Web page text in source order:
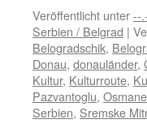
Veröffentlicht unter--
Serbien / Belgrad |
Belogradschik,
Donau, donauländer,
Kultur, Kulturroute,
Pazvantoglu,
Serbien, Sremske